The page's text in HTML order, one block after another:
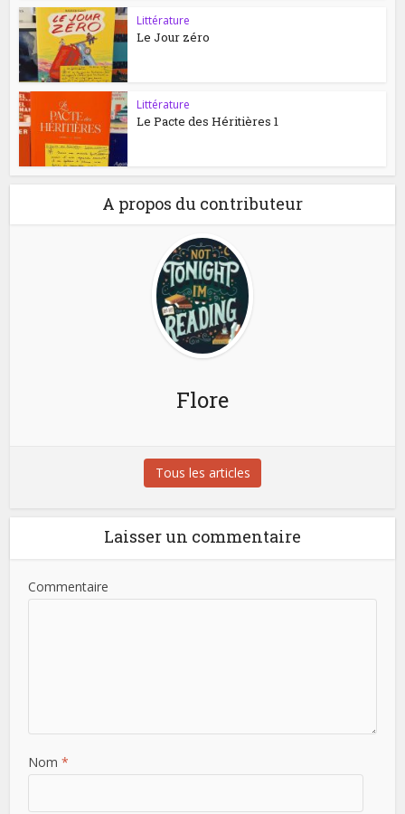
Littérature
Le Jour zéro
Littérature
Le Pacte des Héritières 1
A propos du contributeur
Flore
Tous les articles
Laisser un commentaire
Commentaire
Nom *